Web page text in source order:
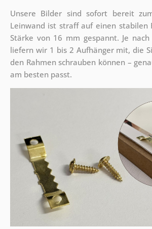
Unsere Bilder sind sofort bereit
Leinwand ist straff auf einen stabilen
Stärke von 16 mm gespannt. Je
liefern wir 1 bis 2 Aufhänger mit, die
den Rahmen schrauben können –
am besten passt.